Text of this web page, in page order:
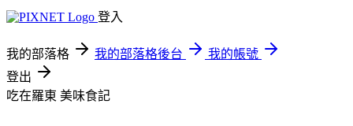
登入
我的部落格 我的部落格後台
我的帳號
登出
吃在羅東 美味食記